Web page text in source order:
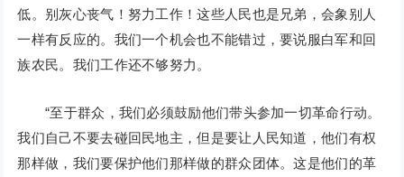
低。别灰心丧气！努力工作！这些人民也是兄弟，会象别人
一样有反应的。我们一个机会也不能错过，要说服白军和回
族农民。我们工作还不够努力。
“至于群众，我们必须鼓励他们带头参加一切革命行动。
我们自己不要去碰回民地主，但是要让人民知道，他们有权
那样做，我们要保护他们那样做的群众团体。这是他们的革